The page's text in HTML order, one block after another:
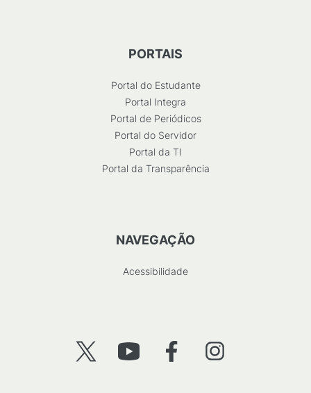
PORTAIS
Portal do Estudante
Portal Integra
Portal de Periódicos
Portal do Servidor
Portal da TI
Portal da Transparência
NAVEGAÇÃO
Acessibilidade